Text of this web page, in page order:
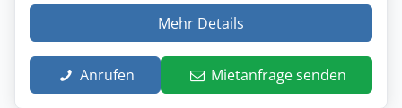
Mehr Details
Anrufen Mietanfrage senden